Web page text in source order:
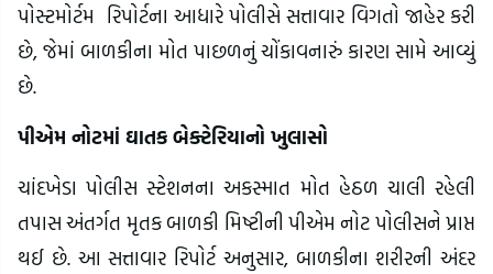
પોસ્ટમોર્ટમ રિપોર્ટના આધારે પોલીસે સત્તાવાર વિગતો જાહેર કરી
છે, જેમાં બાળકીના મોત પાછળનું ચોંકાવનારું કારણ સામે આવ્યું
છે.
પીએમ નોટમાં ઘાતક બેક્ટેરિયાનો ખુલાસો
ચાંદખેડા પોલીસ સ્ટેશનના અકસ્માત મોત હેઠળ ચાલી રહેલી
તપાસ અંતર્ગત મૃતક બાળકી મિષ્ટીની પીએમ નોટ પોલીસને પ્રાપ્ત
થઈ છે. આ સત્તાવાર રિપોર્ટ અનુસાર, બાળકીના શરીરની અંદર